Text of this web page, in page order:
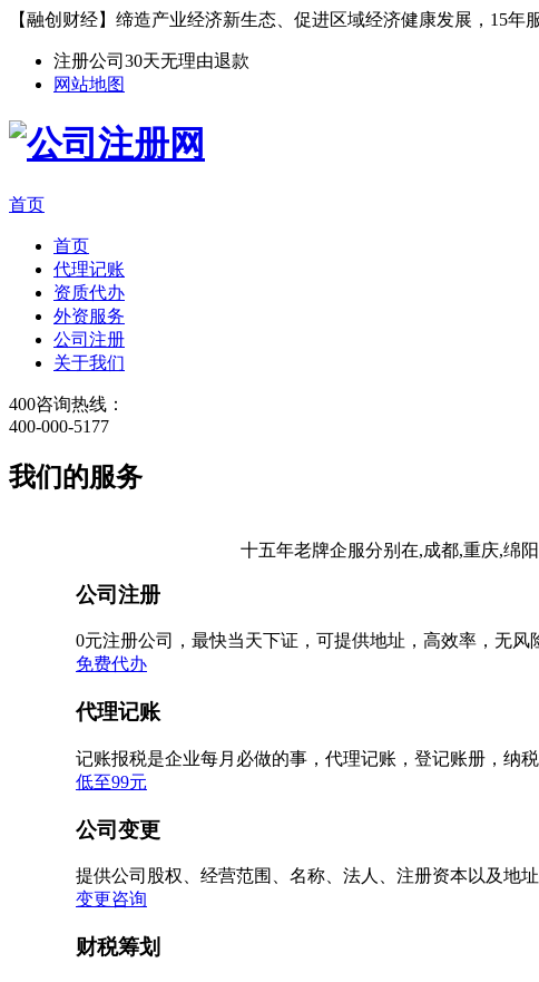
【融创财经】缔造产业经济新生态、促进区域经济健康发展，15
注册公司30天无理由退款
网站地图
首页
首页
代理记账
资质代办
外资服务
公司注册
关于我们
400咨询热线：
400-000-5177
我们的服务
十五年老牌企服分别在,成都,重庆,绵
公司注册
0元注册公司，最快当天下证，可提供地址，高效率，无风
免费代办
代理记账
记账报税是企业每月必做的事，代理记账，登记账册，纳
低至99元
公司变更
提供公司股权、经营范围、名称、法人、注册资本以及地
变更咨询
财税筹划